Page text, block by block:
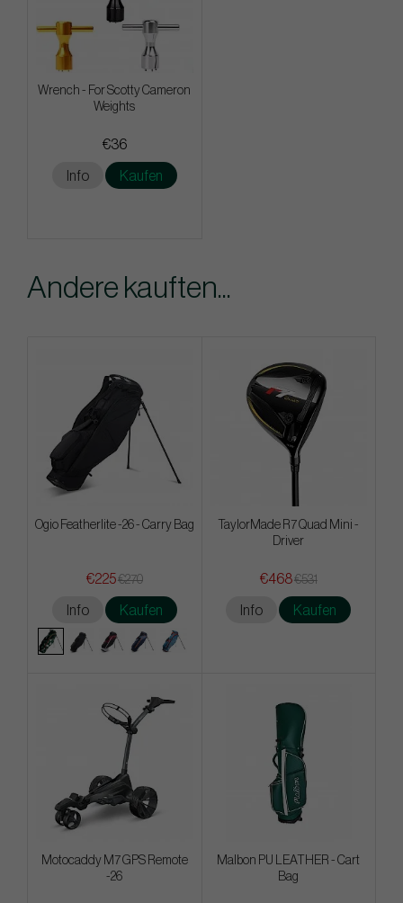
Wrench - For Scotty Cameron
Weights
€36
Info Kaufen
Andere kauften...
Ogio Featherlite -26 - Carry Bag
€225€270
Info Kaufen
TaylorMade R7 Quad Mini -
Driver
€468€531
Info Kaufen
Motocaddy M7 GPS Remote
-26
Malbon PU LEATHER - Cart
Bag